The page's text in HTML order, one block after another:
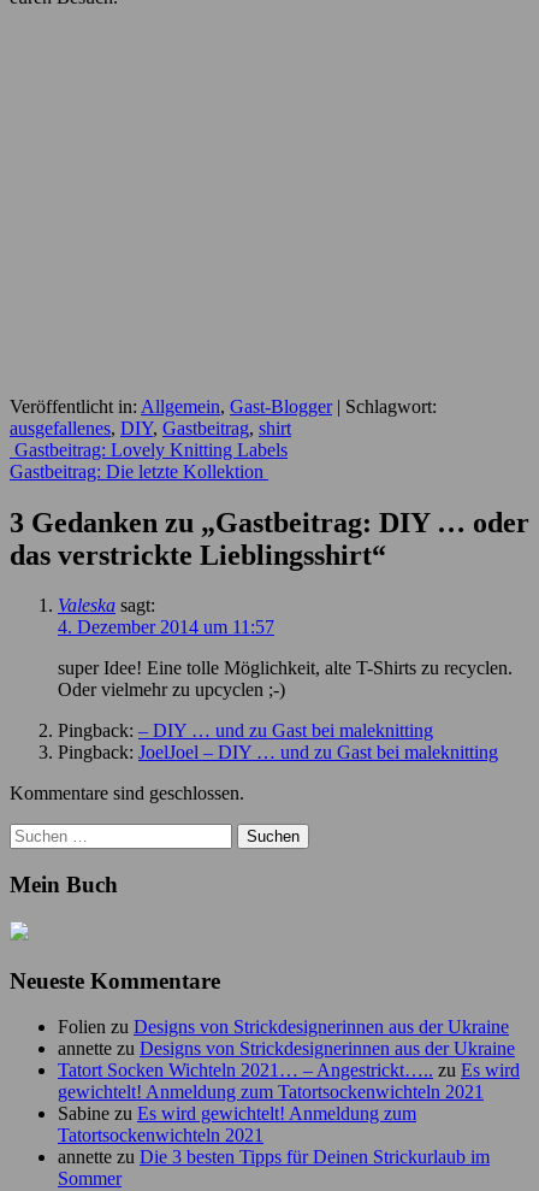
Veröffentlicht in: Allgemein, Gast-Blogger| Schlagwort:
ausgefallenes, DIY, Gastbeitrag, shirt
Beitrags-
Navigation
Gastbeitrag: Lovely Knitting Labels
Gastbeitrag: Die letzte Kollektion
3 Gedanken zu „Gastbeitrag: DIY … oder
das verstrickte Lieblingsshirt“
Valeska sagt:
4. Dezember 2014 um 11:57
super Idee! Eine tolle Möglichkeit, alte T-Shirts zu recyclen.
Oder vielmehr zu upcyclen ;-)
Pingback: – DIY … und zu Gast bei maleknitting
Pingback: JoelJoel – DIY … und zu Gast bei maleknitting
Kommentare sind geschlossen.
Suchen
nach:
Mein Buch
Neueste Kommentare
Folien zu Designs von Strickdesignerinnen aus der Ukraine
annette zu Designs von Strickdesignerinnen aus der Ukraine
Tatort Socken Wichteln 2021… – Angestrickt….. zu Es wird
gewichtelt! Anmeldung zum Tatortsockenwichteln 2021
Sabine zu Es wird gewichtelt! Anmeldung zum
Tatortsockenwichteln 2021
annette zu Die 3 besten Tipps für Deinen Strickurlaub im
Sommer